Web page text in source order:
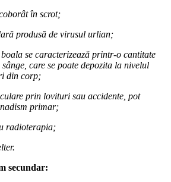
în scrot;
produsă de virusul urlian;
se caracterizează printr-o cantitate
care se poate depozita la nivelul
din corp;
prin lovituri sau accidente, pot
primar;
radioterapia;
secundar: